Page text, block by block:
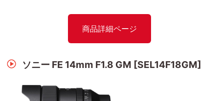
商品詳細ページ
ソニー FE 14mm F1.8 GM [SEL14F18GM]